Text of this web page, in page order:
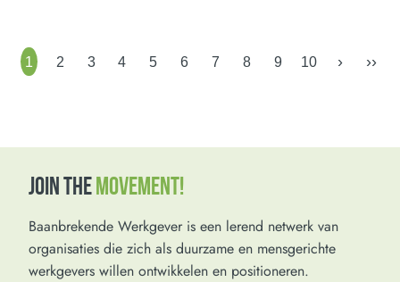
1 2 3 4 5 6 7 8 9 10 › ››
JOIN THEMOVEMENT!
Baanbrekende Werkgever is een lerend netwerk van
organisaties die zich als duurzame en mensgerichte
werkgevers willen ontwikkelen en positioneren.